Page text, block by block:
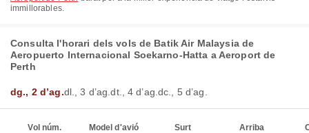
immillorables.
Consulta l'horari dels vols de Batik Air Malaysia de
Aeropuerto Internacional Soekarno-Hatta a Aeroport de
Perth
dg., 2 d’ag.dl., 3 d’ag.dt., 4 d’ag.dc., 5 d’ag.
Vol núm. Model d'avió Surt Arriba